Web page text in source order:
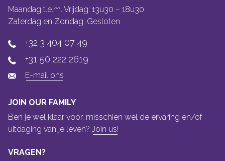
Maandag t.e.m. Vrijdag: 13u30 – 18u30
Zaterdag en Zondag: Gesloten
+32 3 404 07 49
+31 50 222 2619
E-mail ons
JOIN OUR FAMILY
Ben je wel klaar voor, misschien wel de ervaring en/of
uitdaging van je leven? Join us!
VRAGEN?